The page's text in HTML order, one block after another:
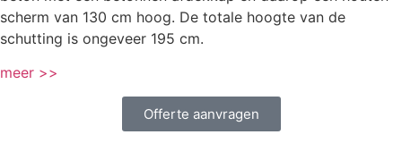
scherm van 130 cm hoog. De totale hoogte van de
schutting is ongeveer 195 cm.
meer >>
Offerte aanvragen